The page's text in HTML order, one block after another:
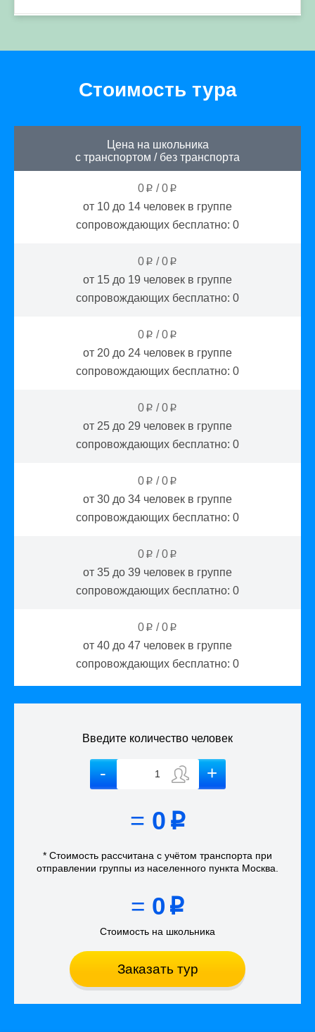
Стоимость тура
Цена на школьника
с транспортом / без транспорта
0 p /0 p
от 10 до 14 человек в группе
сопровождающих бесплатно: 0
0 p /0 p
от 15 до 19 человек в группе
сопровождающих бесплатно: 0
0 p /0 p
от 20 до 24 человек в группе
сопровождающих бесплатно: 0
0 p /0 p
от 25 до 29 человек в группе
сопровождающих бесплатно: 0
0 p /0 p
от 30 до 34 человек в группе
сопровождающих бесплатно: 0
0 p /0 p
от 35 до 39 человек в группе
сопровождающих бесплатно: 0
0 p /0 p
от 40 до 47 человек в группе
сопровождающих бесплатно: 0
Введите количество человек
= 0 p
* Стоимость рассчитана с учётом транспорта при
отправлении группы из населенного пункта Москва
= 0 p
Стоимость на школьника
Заказать тур